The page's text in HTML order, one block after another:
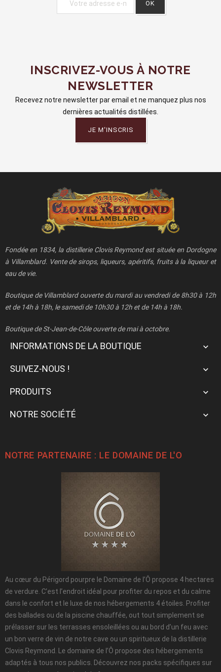
INSCRIVEZ-VOUS À NOTRE
NEWSLETTER
Recevez notre newsletter par email et ne manquez plus nos
dernières actualités distillées.
JE M'INSCRIS
Fondée en 1834, la distillerie Clovis Reymond est située en Dordogne
à Villamblard. Vente de sirops, liqueurs, apéritifs, fruits à la liqueur et
eau de vie.
Boutique de Villamblard ouverte du mardi au vendredi de 8h30 à 12h
et de 14h à 18h, le samedi de 10h30 à 12h et de 14h à 18h.
Boutique de St-Jean-de-Côle ouverte de mai à octobre.
INFORMATIONS DE LA BOUTIQUE 
SUIVEZ-NOUS ! 
PRODUITS 
NOTRE SOCIÉTÉ 
NOTRE PARTENAIRE : LE DOMAINE DE L'O
Au cœur du Périgord pourpre le Domaine de l’Ô propose 4 hectares
de verdure. C’est l’endroit idéal pour profiter du repos et du calme
dans le confort et le luxe de nos hébergements 4 étoiles. Profiter
des ballades ou de la piscine chauffée, out tout simplement se
prélasser sur les terrasses ensoleillées ou au bord d’un feu avec
un bon verre de vin de notre cave ou un spiritueux de la distillerie
Clovis Reymond. Le domaine de l’Ô propose des hébergements
adaptés à tous nos publics. Découvrez nos packs spécifiques sur